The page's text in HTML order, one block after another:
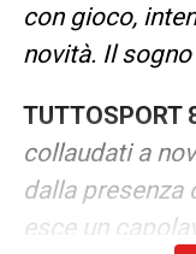
con gioco,
novità. Il
TUTTOSPORT
collaudati a
dalla presenza
esce un